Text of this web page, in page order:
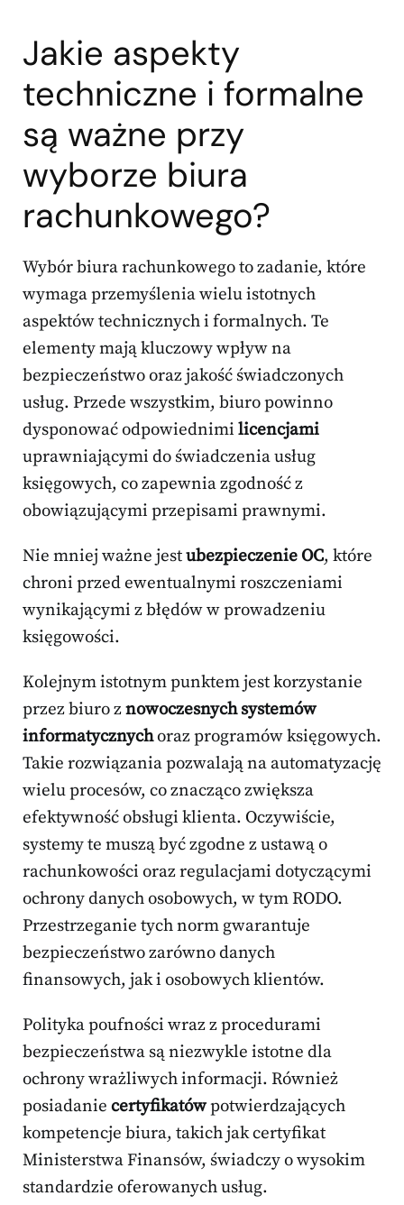
Jakie aspekty
techniczne i formalne
są ważne przy
wyborze biura
rachunkowego?
Wybór biura rachunkowego to zadanie, które
wymaga przemyślenia wielu istotnych
aspektów technicznych i formalnych. Te
elementy mają kluczowy wpływ na
bezpieczeństwo oraz jakość świadczonych
usług. Przede wszystkim, biuro powinno
dysponować odpowiednimi licencjami
uprawniającymi do świadczenia usług
księgowych, co zapewnia zgodność z
obowiązującymi przepisami prawnymi.
Nie mniej ważne jestubezpieczenie OC, które
chroni przed ewentualnymi roszczeniami
wynikającymi z błędów w prowadzeniu
księgowości.
Kolejnym istotnym punktem jest korzystanie
przez biuro znowoczesnych systemów
informatycznychoraz programów księgowych.
Takie rozwiązania pozwalają na automatyzację
wielu procesów, co znacząco zwiększa
efektywność obsługi klienta. Oczywiście,
systemy te muszą być zgodne z ustawą o
rachunkowości oraz regulacjami dotyczącymi
ochrony danych osobowych, w tym RODO.
Przestrzeganie tych norm gwarantuje
bezpieczeństwo zarówno danych
finansowych, jak i osobowych klientów.
Polityka poufności wraz z procedurami
bezpieczeństwa są niezwykle istotne dla
ochrony wrażliwych informacji. Również
posiadanie certyfikatówpotwierdzających
kompetencje biura, takich jak certyfikat
Ministerstwa Finansów, świadczy o wysokim
standardzie oferowanych usług.